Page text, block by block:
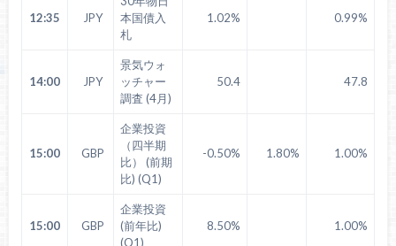
12:35 JPY
本国債入
札
1.02% 0.99%
14:00 JPY
景気ウォ
ッチャー
調査 (4月)
50.4 47.8
15:00 GBP
企業投資
（四半期
比） (前期
比) (Q1)
-0.50% 1.80% 1.00%
15:00 GBP
企業投資
(前年比)
(Q1)
8.50% 1.00%